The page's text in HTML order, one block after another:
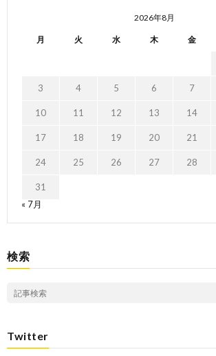
2026年8月
月 火 水 木 金
3 4 5 6 7
10 11 12 13 14
17 18 19 20 21
24 25 26 27 28
31
« 7月
検索
Twitter